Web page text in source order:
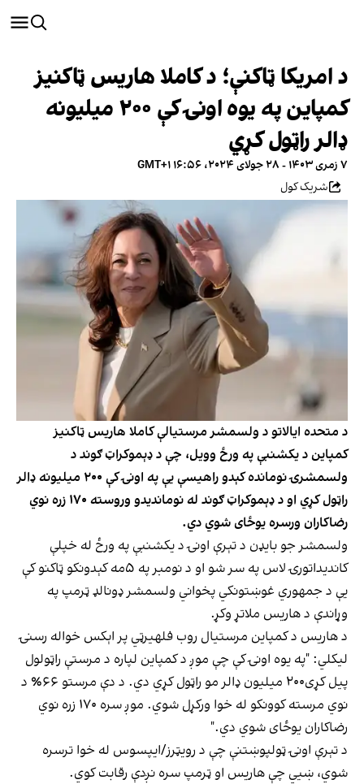
د امریکا ټاکنې؛ د کاملا هاریس ټاکنیز
کمپاین په یوه اونۍ کې ۲۰۰ میلیونه
ډالر راټول کړي
۷ زمری ۱۴۰۳ - ۲۸ جولای ۲۰۲۴، ۱۶:۵۶ GMT+۱
شریک کول
د متحده ایالاتو د ولسمشر مرستیالې کاملا هاریس ټاکنیز
کمپاین د یکشنبې په ورځ وویل، چې د ډېموکراټ ګوند د
ولسمشرۍ نومانده کېدو راهیسې یې په اونۍ کې ۲۰۰ میلیونه ډالر
راټول کړي او د ډېموکراټ ګوند له نوماندیدو وروسته ۱۷۰ زره نوي
رضاکاران ورسره یوځای شوي دي.
ولسمشر جو بایډن د تېرې اونۍ د یکشنبې په ورځ له خپلې
کاندیداتورۍ لاس په سر شو او د نومبر په ۵مه کېدونکو ټاکنو کې
یې د جمهوري غوښتونکي پخواني ولسمشر ډونالډ ټرمپ په
وړاندې د هاریس ملاتړ وکړ.
د هاریس د کمپاین مرستیال روب فلهیرټي پر اېکس خواله رسنۍ
لیکلي: "په یوه اونۍ کې چې موږ د کمپاین لپاره د مرستې راټولول
پیل کړی۲۰۰ میلیون ډالر مو راټول کړي دي. د دې مرستو ۶۶٪ د
نوي مرسته کوونکو له خوا ورکړل شوي. موږ سره ۱۷۰ زره نوي
رضاکاران یوځای شوي دي."
د تېرې اونۍ ټولپوښتنې چې د رویټرز/ایپسوس له خوا ترسره
شوي، ښیي چې هاریس او ټرمپ سره نږدې رقابت کوي.